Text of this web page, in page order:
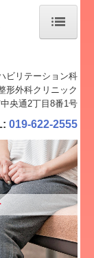
ビリテーション科
形外科クリニック
央通2丁目8番1号
019-622-2555